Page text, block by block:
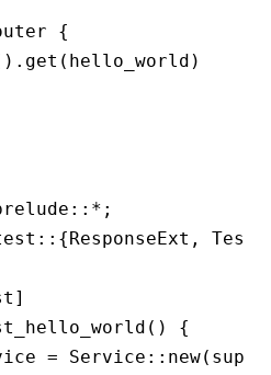
{
. get (hello_world)
::* ;
:: {ResponseExt ,
() {
= Service :: new(super